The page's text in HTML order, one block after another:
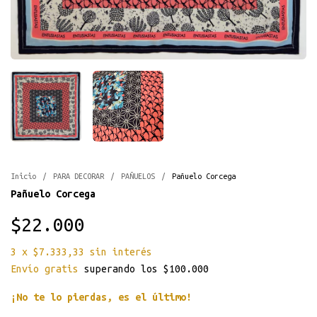
Inicio / PARA DECORAR / PAÑUELOS / Pañuelo Corcega
Pañuelo Corcega
$22.000
3 x $7.333,33
sin interés
Envío gratis
superando los $100.000
¡No te lo pierdas, es el último!